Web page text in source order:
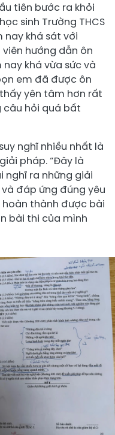
tiên bước ra khỏi
sinh Trường THCS
nay khá sát với
hướng dẫn ôn
khá vừa sức và
em đã được ôn
yên tâm hơn rất
câu hỏi quá bất
nghĩ nhiều nhất là
pháp. “Đây là
nghĩ ra những giải
đáp ứng đúng yêu
hoàn thành được bài
bài thi của mình